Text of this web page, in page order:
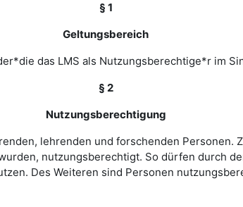
§ 1
Geltungsbereich
das LMS als Nutzungsberechtige*r im
§ 2
Nutzungsberechtigung
lehrenden und forschenden Personen.
nutzungsberechtigt. So dürfen durch
Des Weiteren sind Personen